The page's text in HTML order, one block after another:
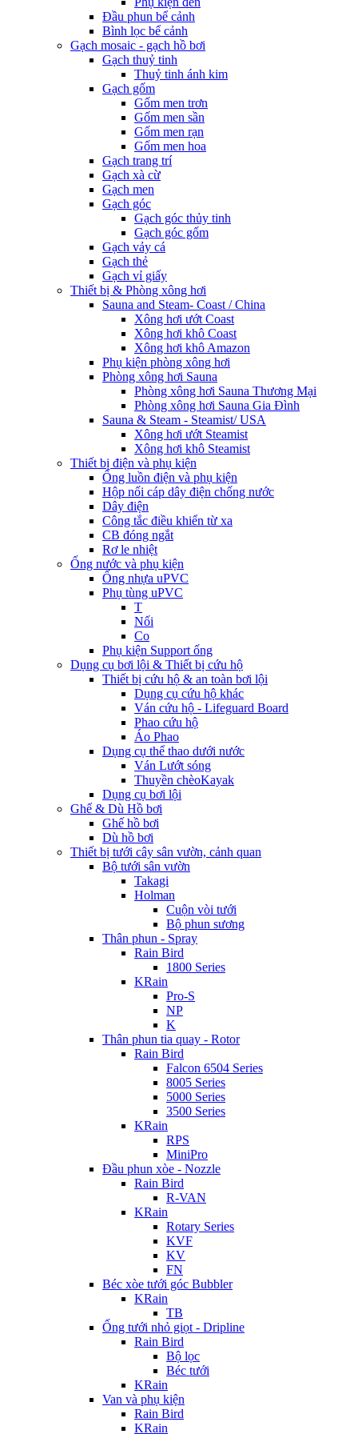
Đầu phun bể cảnh
Bình lọc bể cảnh
Gạch mosaic - gạch hồ bơi
Gạch thuỷ tinh
Thuỷ tinh ánh kim
Gạch gốm
Gốm men trơn
Gốm men sần
Gốm men rạn
Gốm men hoa
Gạch trang trí
Gạch xà cừ
Gạch men
Gạch góc
Gạch góc thủy tinh
Gạch góc gốm
Gạch vảy cá
Gạch thẻ
Gạch vỉ giấy
Thiết bị & Phòng xông hơi
Sauna and Steam- Coast / China
Xông hơi ướt Coast
Xông hơi khô Coast
Xông hơi khô Amazon
Phụ kiện phòng xông hơi
Phòng xông hơi Sauna
Phòng xông hơi Sauna Thương Mại
Phòng xông hơi Sauna Gia Đình
Sauna & Steam - Steamist/ USA
Xông hơi ướt Steamist
Xông hơi khô Steamist
Thiết bị điện và phụ kiện
Ống luồn điện và phụ kiện
Hộp nối cáp dây điện chống nước
Dây điện
Công tắc điều khiển từ xa
CB đóng ngắt
Rơ le nhiệt
Ống nước và phụ kiện
Ống nhựa uPVC
Phụ tùng uPVC
T
Nối
Co
Phụ kiện Support ống
Dụng cụ bơi lội & Thiết bị cứu hộ
Thiết bị cứu hộ & an toàn bơi lội
Dụng cụ cứu hộ khác
Ván cứu hộ - Lifeguard Board
Phao cứu hộ
Áo Phao
Dụng cụ thể thao dưới nước
Ván Lướt sóng
Thuyền chèoKayak
Dụng cụ bơi lội
Ghế & Dù Hồ bơi
Ghế hồ bơi
Dù hồ bơi
Thiết bị tưới cây sân vườn, cảnh quan
Bộ tưới sân vườn
Takagi
Holman
Cuộn vòi tưới
Bộ phun sương
Thân phun - Spray
Rain Bird
1800 Series
KRain
Pro-S
NP
K
Thân phun tia quay - Rotor
Rain Bird
Falcon 6504 Series
8005 Series
5000 Series
3500 Series
KRain
RPS
MiniPro
Đầu phun xòe - Nozzle
Rain Bird
R-VAN
KRain
Rotary Series
KVF
KV
FN
Béc xòe tưới góc Bubbler
KRain
TB
Ống tưới nhỏ giọt - Dripline
Rain Bird
Bộ lọc
Béc tưới
KRain
Van và phụ kiện
Rain Bird
KRain